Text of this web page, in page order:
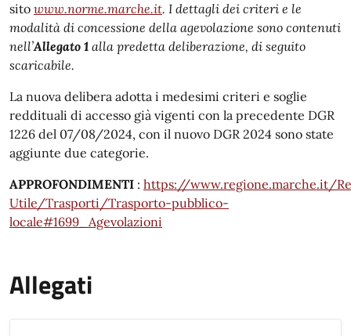
sito www.norme.marche.it. I dettagli dei criteri e le
modalità di concessione della agevolazione sono contenuti
nell’Allegato 1 alla predetta deliberazione, di seguito
scaricabile.
La nuova delibera adotta i medesimi criteri e soglie
reddituali di accesso già vigenti con la precedente DGR
1226 del 07/08/2024, con il nuovo DGR 2024 sono state
aggiunte due categorie.
APPROFONDIMENTI : https://www.regione.marche.it/
Utile/Trasporti/Trasporto-pubblico-
locale#1699_Agevolazioni
Allegati